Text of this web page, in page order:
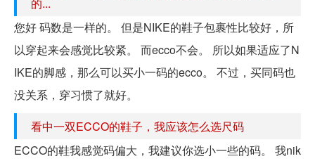
您好 码数是一样的。 但是NIKE的鞋子包裹性比较好，所
以穿起来会感觉比较紧。 而ecco不会。 所以如果适应了N
IKE的脚感，那么可以买小一码的ecco。 不过，买同码也
没关系，穿习惯了就好。
看中一双ECCO的鞋子，我应该怎么选尺码
ECCO的鞋我感觉码偏大，我建议你选小一些的码。 我nik